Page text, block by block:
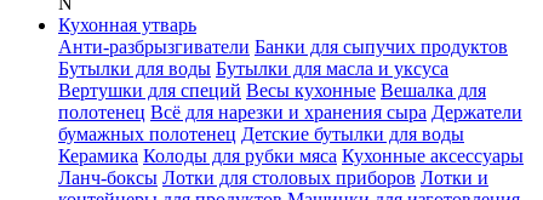
Кухонная утварь
Анти-разбрызгиватели Банки для сыпучих продуктов
Бутылки для воды Бутылки для масла и уксуса
Вертушки для специй Весы кухонные Вешалка для
полотенец Всё для нарезки и хранения сыра Держатели
бумажных полотенец Детские бутылки для воды
Керамика Колоды для рубки мяса Кухонные аксессуары
Ланч-боксы Лотки для столовых приборов Лотки и